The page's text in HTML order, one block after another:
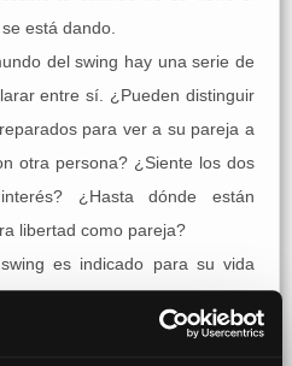
está dando.
del swing hay una serie de
entre sí. ¿Pueden distinguir
para ver a su pareja a
otra persona? ¿Siente los dos
¿Hasta dónde están
libertad como pareja?
es indicado para su vida
de entrar en este universo es
en línea de swingers.